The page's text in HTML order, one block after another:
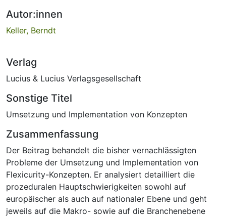
Autor:innen
Keller, Berndt
Verlag
Lucius & Lucius Verlagsgesellschaft
Sonstige Titel
Umsetzung und Implementation von Konzepten
Zusammenfassung
Der Beitrag behandelt die bisher vernachlässigten
Probleme der Umsetzung und Implementation von
Flexicurity-Konzepten. Er analysiert detailliert die
prozeduralen Hauptschwierigkeiten sowohl auf
europäischer als auch auf nationaler Ebene und geht
jeweils auf die Makro- sowie auf die Branchenebene